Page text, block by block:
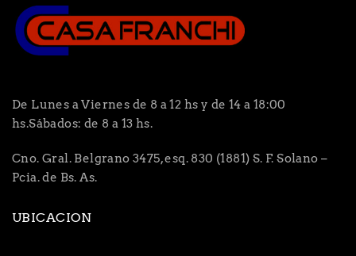
De Lunes a Viernes de 8 a 12 hs y de 14 a 18:00
hs.Sábados: de 8 a 13 hs.
Cno. Gral. Belgrano 3475, esq. 830 (1881) S. F. Solano –
Pcia. de Bs. As.
UBICACION